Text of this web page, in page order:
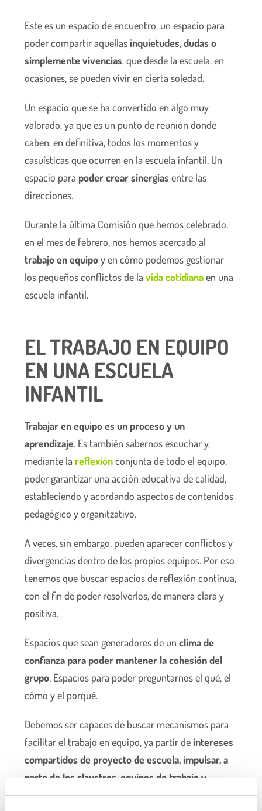
Este es un espacio de encuentro, un espacio para
poder compartir aquellasinquietudes, dudas o
simplemente vivencias, que desde la escuela, en
ocasiones, se pueden vivir en cierta soledad.
Un espacio que se ha convertido en algo muy
valorado, ya que es un punto de reunión donde
caben, en definitiva, todos los momentos y
casuísticas que ocurren en la escuela infantil. Un
espacio para poder crear sinergias entre las
direcciones.
Durante la última Comisión que hemos celebrado,
en el mes de febrero, nos hemos acercado al
trabajo en equipoy en cómo podemos gestionar
los pequeños conflictos de lavida cotidianaen una
escuela infantil.
EL TRABAJO EN EQUIPO
EN UNA ESCUELA
INFANTIL
Trabajar en equipo es un proceso y un
aprendizaje. Es también sabernos escuchar y,
mediante lareflexiónconjunta de todo el equipo,
poder garantizar una acción educativa de calidad,
estableciendo y acordando aspectos de contenidos
pedagógico y organitzativo.
A veces, sin embargo, pueden aparecer conflictos y
divergencias dentro de los propios equipos. Por eso
tenemos que buscar espacios de reflexión continua,
con el fin de poder resolverlos, de manera clara y
positiva.
Espacios que sean generadores de unclima de
confianza para poder mantener la cohesión del
grupo. Espacios para poder preguntarnos el qué, el
cómo y el porqué.
Debemos ser capaces de buscar mecanismos para
facilitar el trabajo en equipo, ya partir deintereses
compartidos de proyecto de escuela, impulsar, a
parte de los claustros, equipos de trabajo y
comisiones que impliquen aún más a los equipos